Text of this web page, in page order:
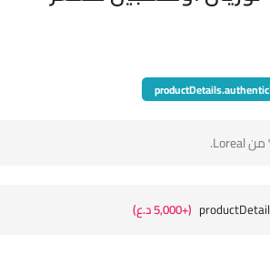
productDetails.authentic
(+5,000 د.ع)